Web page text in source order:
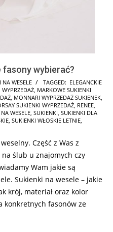
fasony wybierać?
NA WESELE TAGGED: ELEGANCKIE
, MARKOWE SUKIENKI
, MONNARI WYPRZEDAŻ SUKIENEK,
SUKIENKI WYPRZEDAŻ, RENEE,
WESELE, SUKIENKI, SUKIENKI DLA
, SUKIENKI WŁOSKIE LETNIE,
Część z Was z
ślub u znajomych czy
Wam jakie są
Sukienki na wesele – jakie
krój, materiał oraz kolor
konkretnych fasonów ze